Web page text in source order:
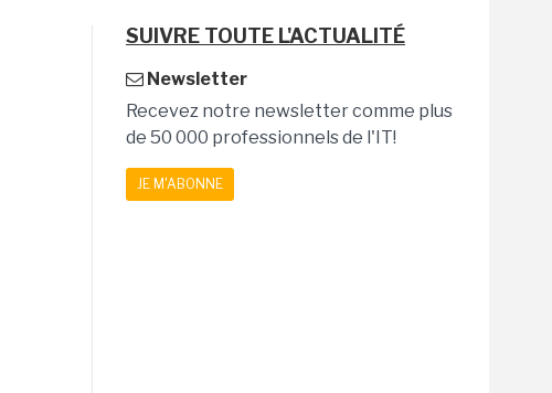
SUIVRE TOUTE L'ACTUALITÉ
Newsletter
Recevez notre newsletter comme plus
de 50 000 professionnels de l'IT!
JE M'ABONNE